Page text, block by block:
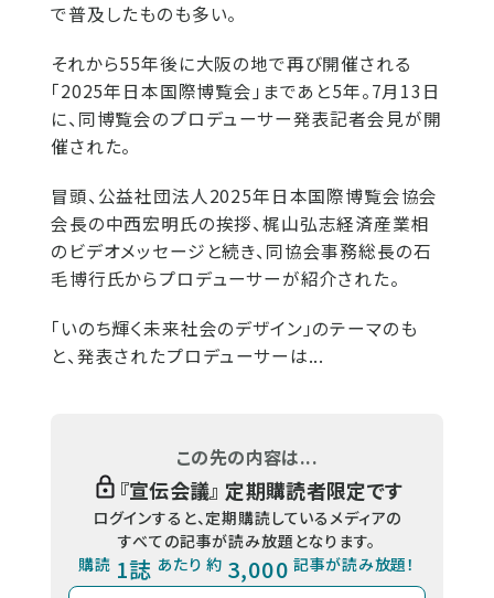
で普及したものも多い。
それから55年後に大阪の地で再び開催される
「2025年日本国際博覧会」まであと5年。7月13日
に、同博覧会のプロデューサー発表記者会見が開
催された。
冒頭、公益社団法人2025年日本国際博覧会協会
会長の中西宏明氏の挨拶、梶山弘志経済産業相
のビデオメッセージと続き、同協会事務総長の石
毛博行氏からプロデューサーが紹介された。
「いのち輝く未来社会のデザイン」のテーマのも
と、発表されたプロデューサーは...
この先の内容は...
『宣伝会議』 定期購読者限定です
ログインすると、定期購読しているメディアの
すべての記事が読み放題となります。
購読 1誌 あたり 約 3,000 記事が読み放題！